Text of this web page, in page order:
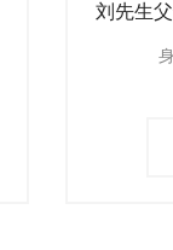
刘先生